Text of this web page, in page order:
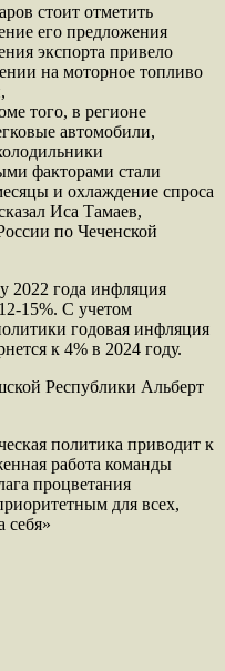
стоит отметить
его предложения
экспорта привело
на моторное топливо
того, в регионе
автомобили,
факторами стали
и охлаждение спроса
Иса Тамаев,
по Чеченской
2022 года инфляция
15%. С учетом
годовая инфляция
к 4% в 2024 году.
Республики Альберт
политика приводит к
работа команды
процветания
для всех,
себя»